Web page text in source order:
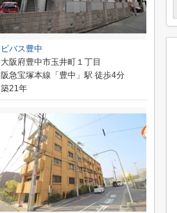
ビバス豊中
大阪府豊中市玉井町１丁目
阪急宝塚本線「豊中」駅 徒歩4分
築21年